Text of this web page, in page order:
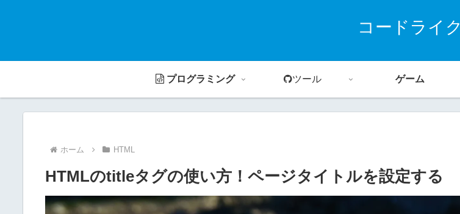
コードライク
プログラミング ツール ゲーム
ホーム HTML
HTMLのtitleタグの使い方！ページタイトルを設定する